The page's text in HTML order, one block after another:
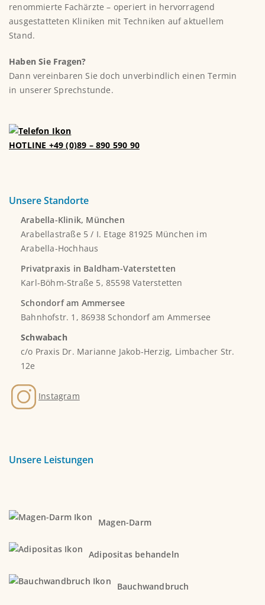
renommierte Fachärzte – operiert in hervorragend
ausgestatteten Kliniken mit Techniken auf aktuellem
Stand.
Haben Sie Fragen?
Dann vereinbaren Sie doch unverbindlich einen Termin
in unserer Sprechstunde.
HOTLINE +49 (0)89 – 890 590 90
Unsere Standorte
Arabella-Klinik, München
Arabellastraße 5 / I. Etage 81925 München im
Arabella-Hochhaus
Privatpraxis in Baldham-Vaterstetten
Karl-Böhm-Straße 5, 85598 Vaterstetten
Schondorf am Ammersee
Bahnhofstr. 1, 86938 Schondorf am Ammersee
Schwabach
c/o Praxis Dr. Marianne Jakob-Herzig, Limbacher Str.
12e
Instagram
Unsere Leistungen
Magen-Darm
Adipositas behandeln
Bauchwandbruch